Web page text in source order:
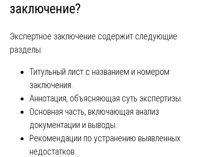
заключение?
Экспертное заключение содержит следующие
разделы:
Титульный лист с названием и номером
заключения.
Аннотация, объясняющая суть экспертизы.
Основная часть, включающая анализ
документации и выводы.
Рекомендации по устранению выявленных
недостатков.